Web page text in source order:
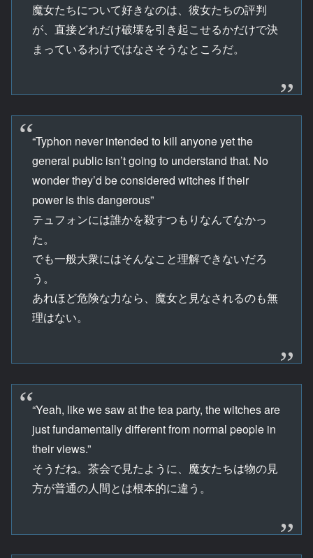
魔女たちについて好きなのは、彼女たちの評判
が、直接どれだけ破壊を引き起こせるかだけで決
まっているわけではなさそうなところだ。
“Typhon never intended to kill anyone yet the
general public isn’t going to understand that. No
wonder they’d be considered witches if their
power is this dangerous”
テュフォンには誰かを殺すつもりなんてなかっ
た。
でも一般大衆にはそんなこと理解できないだろ
う。
あれほど危険な力なら、魔女と見なされるのも無
理はない。
“Yeah, like we saw at the tea party, the witches are
just fundamentally different from normal people in
their views.”
そうだね。茶会で見たように、魔女たちは物の見
方が普通の人間とは根本的に違う。